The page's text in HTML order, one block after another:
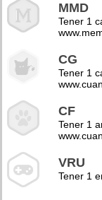
MMD
Tener 1
CG
Tener 1
CF
Tener 1
VRU
Tener 1